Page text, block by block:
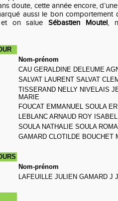
doute, cette année encore,
aussi le bon comportement
et on salueSébastien Moutel,
Nom-prénom
CAU GERALDINE DELEUME
SALVAT LAURENT SALVAT
TISSERAND NELLY NIVELAIS
MARIE
FOUCAT EMMANUEL SOULA
LEBLANC ARNAUD ROY
SOULA NATHALIE SOULA
GAMARD CLOTILDE BOUCHET
Nom-prénom
LAFEUILLE JULIEN GAMARD J